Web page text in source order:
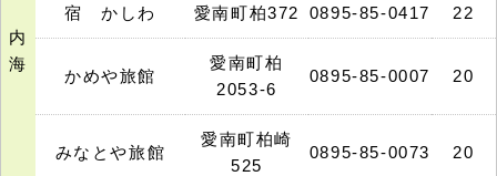
内
海
宿 かしわ 愛南町柏372 0895-85-0417 22
かめや旅館
愛南町柏
2053-6
0895-85-0007 20
みなとや旅館
愛南町柏崎
525
0895-85-0073 20